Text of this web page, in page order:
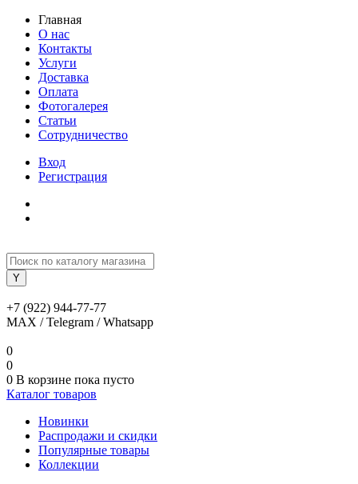
Главная
О нас
Контакты
Услуги
Доставка
Оплата
Фотогалерея
Статьи
Сотрудничество
Вход
Регистрация
+7 (922) 944-77-77
MAX / Telegram / Whatsapp
0
0
0 В корзине пока пусто
Каталог товаров
Новинки
Распродажи и скидки
Популярные товары
Коллекции